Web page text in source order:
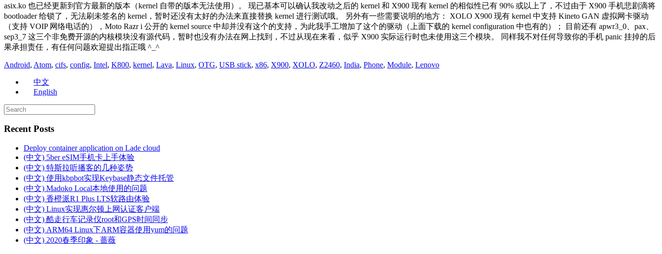
asix.ko 也已经更新到官方最新的版本（kernel 自带的版本无法使用）。 现已基本可以确认我改动之后的 kernel 和 X900 现有 kernel 的相似性已有 90% 或以上了，不过由于 X900 手机悲剧滴将
bootloader 给锁了，无法刷未签名的 kernel，暂时还没有太好的办法来直接替换 kernel 进行测试哦。 另外有一些需要说明的地方： XOLO X900 现有 kernel 中支持 Kineto GAN 虚拟网卡驱动
（支持 VOIP 网络电话的），Moto Razr i 公开的 kernel source 中却并没有这个的支持，为此我手工增加了这个的驱动（上面下载的 kernel configuration 中也有的）； 目前还有 apwr3_0、pax、
sep3_7 这三个非免费开源的内核模块没有源代码，暂时也没有办法在网上找到，不过从现在来看，似乎 X900 实际运行时也未使用这三个模块。 同样我不对任何导致你的手机 panic 挂掉的后
果承担责任，有任何问题欢迎提出指正哦 ^_^
Android, Atom, cifs, config, Intel, K800, kernel, Lava, Linux, OTG, USB stick, x86, X900, XOLO, Z2460, India, Phone, Module, Lenovo
中文
English
Recent Posts
Deploy container application on Lade cloud
(中文) 5ber eSIM手机卡上手体验
(中文) 特斯拉听播客的几种姿势
(中文) 使用kbpbot实现Keybase静态文件托管
(中文) Madoko Local本地使用的问题
(中文) 香橙派R1 Plus LTS软路由体验
(中文) Linux实现惠尔顿上网认证客户端
(中文) 酷走行车记录仪root和GPS时间同步
(中文) ARM64 Linux下ARM容器使用yum的问题
(中文) 2020春季印象 - 蔷薇